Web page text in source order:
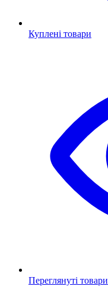
Куплені товари
Переглянуті товари